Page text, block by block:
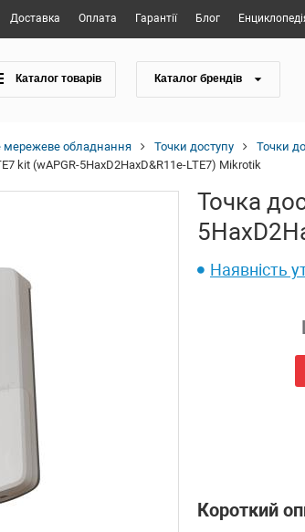
Доставка Оплата Гарантії Блог
Каталог товарів Каталог брендів
мережеве обладнання Точки доступу
Точки
kit (wAPGR-5HaxD2HaxD&R11e-LTE7) Mikrotik
Точка
Наявність
Короткий